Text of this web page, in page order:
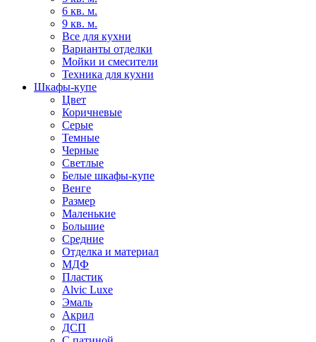
6 кв. м.
9 кв. м.
Все для кухни
Варианты отделки
Мойки и смесители
Техника для кухни
Шкафы-купе
Цвет
Коричневые
Серые
Темные
Черные
Светлые
Белые шкафы-купе
Венге
Размер
Маленькие
Большие
Средние
Отделка и материал
МДФ
Пластик
Alvic Luxe
Эмаль
Акрил
ДСП